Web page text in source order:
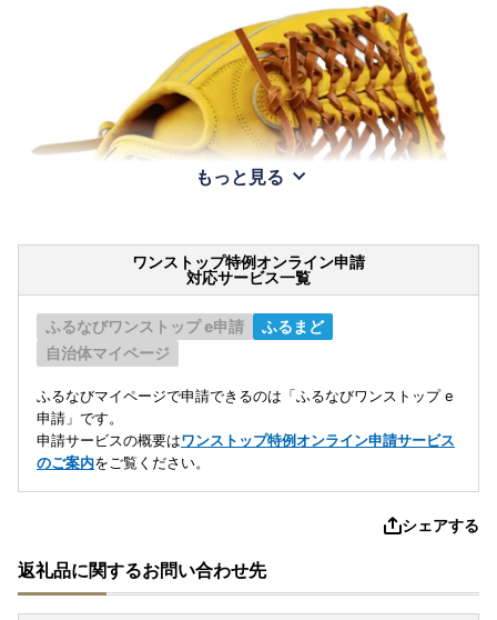
もっと見る
ワンストップ特例オンライン申請
対応サービス一覧
ふるなびワンストップ e申請
ふるまど
自治体マイページ
ふるなびマイページで申請できるのは「ふるなびワンストップ e
申請」です。
申請サービスの概要はワンストップ特例オンライン申請サービス
のご案内をご覧ください。
シェアする
返礼品に関するお問い合わせ先